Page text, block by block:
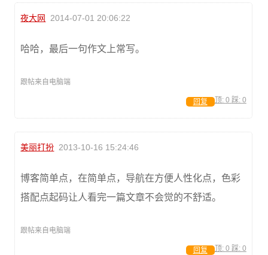
夜大网 2014-07-01 20:06:22
哈哈，最后一句作文上常写。
跟帖来自电脑端
顶: 0 踩: 0
回复
美丽打扮 2013-10-16 15:24:46
博客简单点，在简单点，导航在方便人性化点，色彩
搭配点起码让人看完一篇文章不会觉的不舒适。
跟帖来自电脑端
顶: 0 踩: 0
回复